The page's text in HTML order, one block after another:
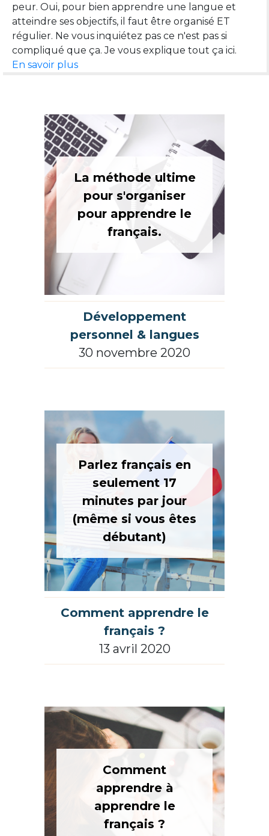
peur. Oui, pour bien apprendre une langue et
atteindre ses objectifs, il faut être organisé ET
régulier. Ne vous inquiétez pas ce n'est pas si
En savoir plus
La méthode ultime
pour s'organiser
pour apprendre le
français.
Développement
personnel & langues
30 novembre 2020
Parlez français en
seulement 17
minutes par jour
(même si vous êtes
débutant)
Comment apprendre le
français ?
13 avril 2020
Comment
apprendre à
apprendre le
français ?